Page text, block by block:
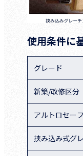
使用条件に
グレード
新築/改修区分
アルトロセー
挟み込み式グ